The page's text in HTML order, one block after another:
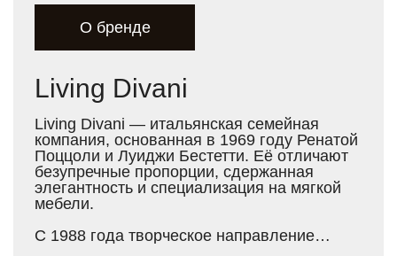
О бренде
Living Divani
Living Divani — итальянская семейная
компания, основанная в 1969 году Ренатой
Поццоли и Луиджи Бестетти. Её отличают
безупречные пропорции, сдержанная
элегантность и специализация на мягкой
мебели.
С 1988 года творческое направление